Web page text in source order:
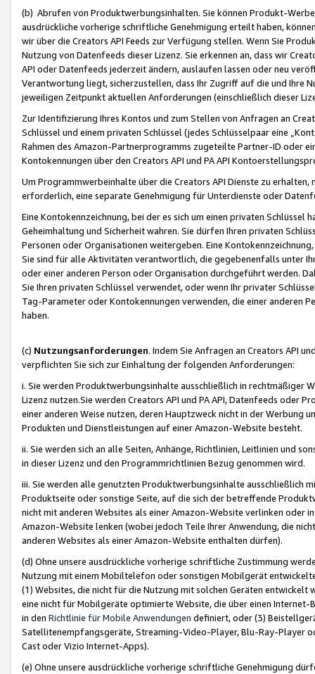
(b) Abrufen von Produktwerbungsinhalten. Sie können Produkt-
ausdrückliche vorherige schriftliche Genehmigung erteilt haben,
wir über die Creators API Feeds zur Verfügung stellen. Wenn Sie
Nutzung von Datenfeeds dieser Lizenz. Sie erkennen an, dass wir
API oder Datenfeeds jederzeit ändern, auslaufen lassen oder neu
Verantwortung liegt, sicherzustellen, dass Ihr Zugriff auf die und Ihre
jeweiligen Zeitpunkt aktuellen Anforderungen (einschließlich dieser
Zur Identifizierung Ihres Kontos und zum Stellen von Anfragen an
Schlüssel und einem privaten Schlüssel (jedes Schlüsselpaar eine
Rahmen des Amazon-Partnerprogramms zugeteilte Partner-ID oder
Kontokennungen über den Creators API und PA API
Um Programmwerbeinhalte über die Creators API Dienste zu
erforderlich, eine separate Genehmigung für Unterdienste oder
Eine Kontokennzeichnung, bei der es sich um einen privaten
Geheimhaltung und Sicherheit wahren. Sie dürfen Ihren privaten
Personen oder Organisationen weitergeben. Eine
Sie sind für alle Aktivitäten verantwortlich, die gegebenenfalls unter
oder einer anderen Person oder Organisation durchgeführt werden.
Sie Ihren privaten Schlüssel verwendet, oder wenn Ihr privater
Tag-Parameter oder Kontokennungen verwenden, die einer anderen
haben.
(c) Nutzungsanforderungen. Indem Sie Anfragen an Creators API
verpflichten Sie sich zur Einhaltung der folgenden Anforderungen:
i. Sie werden Produktwerbungsinhalte ausschließlich in rechtmäßiger
Lizenz nutzen.Sie werden Creators API und PA API, Datenfeeds oder
einer anderen Weise nutzen, deren Hauptzweck nicht in der Werbung
Produkten und Dienstleistungen auf einer Amazon-Website besteht.
ii. Sie werden sich an alle Seiten, Anhänge, Richtlinien, Leitlinien und
in dieser Lizenz und den Programmrichtlinien Bezug genommen wird.
iii. Sie werden alle genutzten Produktwerbungsinhalte ausschließlich
Produktseite oder sonstige Seite, auf die sich der betreffende
nicht mit anderen Websites als einer Amazon-Website verlinken oder
Amazon-Website lenken (wobei jedoch Teile Ihrer Anwendung, die
anderen Websites als einer Amazon-Website enthalten dürfen).
(d) Ohne unsere ausdrückliche vorherige schriftliche Zustimmung
Nutzung mit einem Mobiltelefon oder sonstigen Mobilgerät
(1) Websites, die nicht für die Nutzung mit solchen Geräten
eine nicht für Mobilgeräte optimierte Website, die über einen
in den Richtlinie für Mobile Anwendungen definiert, oder (3)
Satellitenempfangsgeräte, Streaming-Video-Player, Blu-Ray-Player
Cast oder Vizio Internet-Apps).
(e) Ohne unsere ausdrückliche vorherige schriftliche Genehmigung